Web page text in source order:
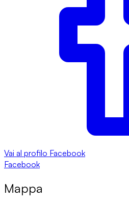
Vai al profilo Facebook
Facebook
Mappa